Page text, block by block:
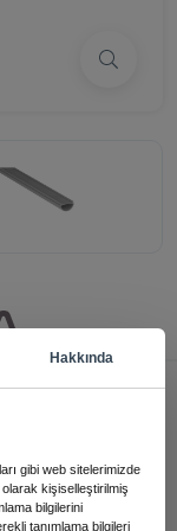
Hakkında
gibi web sitelerimizde
kişiselleştirilmiş
bilgilerini
tanımlama bilgileri